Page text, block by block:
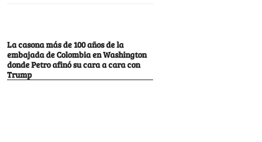
La casona más de 100 años de la
embajada de Colombia en Washington
donde Petro afinó su cara a cara con
Trump